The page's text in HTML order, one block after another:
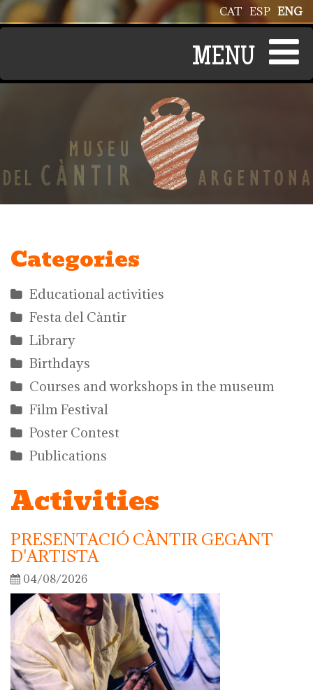
Skip to main content ENG
ESP
CAT
Categories
Educational activities
Festa del Càntir
Library
Birthdays
Courses and workshops in the museum
Film Festival
Poster Contest
Publications
Activities
PRESENTACIÓ CÀNTIR GEGANT
D'ARTISTA
04/08/2026